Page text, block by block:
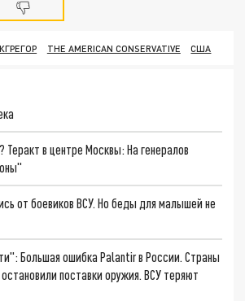
THE AMERICAN CONSERVATIVE США
в центре Москвы: На генералов
от боевиков ВСУ. Но беды для малышей не
Большая ошибка Palantir в России. Страны
поставки оружия. ВСУ теряют